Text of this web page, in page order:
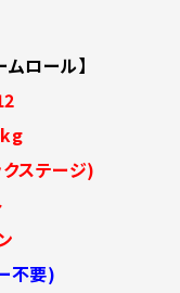
ロール】
ステージ)
不要)